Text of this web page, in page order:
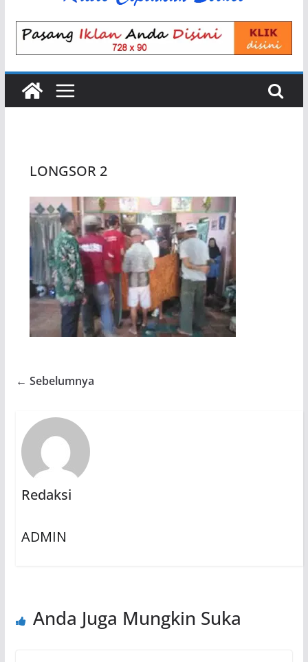
LONGSOR 2
← Sebelumnya
Redaksi
ADMIN
Anda Juga Mungkin Suka